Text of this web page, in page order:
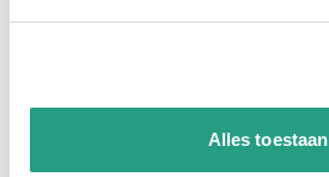
Alles toestaan